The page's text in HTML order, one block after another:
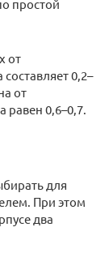
простой
от
0,2–
от
равен 0,6–0,7.
для
При этом
два